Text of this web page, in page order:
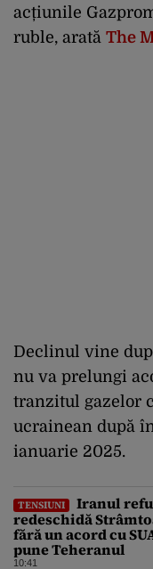
acțiunile
ruble, arată The
Declinul vine
nu va prelungi
tranzitul gazelor
ucrainean după
ianuarie 2025.
TENSIUNI
Iranul
redeschidă
fără un acord cu
pune Teheranul
10:41